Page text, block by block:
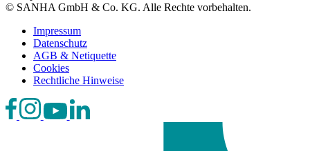
© SANHA GmbH & Co. KG. Alle Rechte vorbehalten.
Impressum
Datenschutz
AGB & Netiquette
Cookies
Rechtliche Hinweise